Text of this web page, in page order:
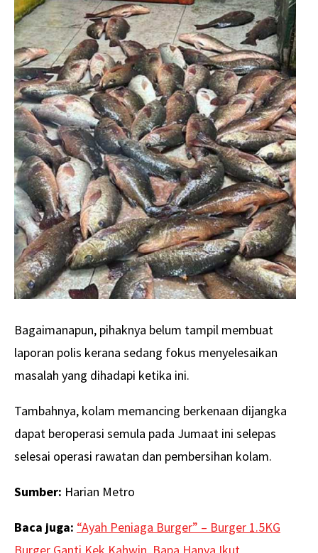
Bagaimanapun, pihaknya belum tampil membuat
laporan polis kerana sedang fokus menyelesaikan
masalah yang dihadapi ketika ini.
Tambahnya, kolam memancing berkenaan dijangka
dapat beroperasi semula pada Jumaat ini selepas
selesai operasi rawatan dan pembersihan kolam.
Sumber: Harian Metro
Baca juga: “Ayah Peniaga Burger” – Burger 1.5KG
Burger Ganti Kek Kahwin, Bapa Hanya Ikut